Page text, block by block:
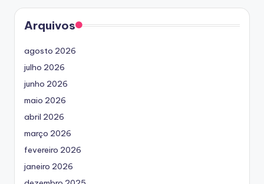
Arquivos
agosto 2026
julho 2026
junho 2026
maio 2026
abril 2026
março 2026
fevereiro 2026
janeiro 2026